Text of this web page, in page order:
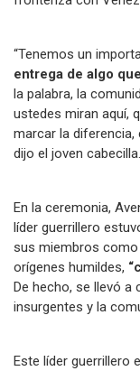
“Tenemos un
entrega de algo
la palabra, la
ustedes miran aquí,
marcar la diferencia,
dijo el joven cabecilla.
En la ceremonia,
líder guerrillero
sus miembros como
orígenes humildes,
De hecho, se llevó
insurgentes y la
Este líder guerrillero